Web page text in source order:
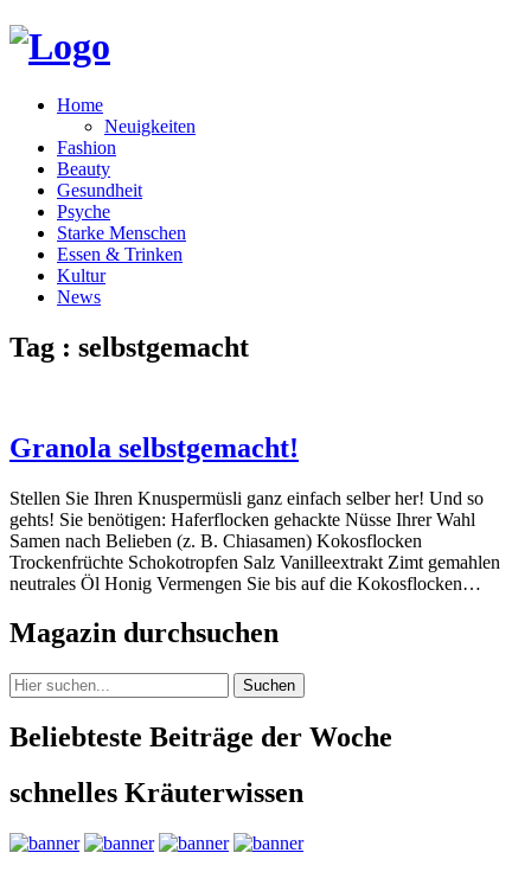
Home
Neuigkeiten
Fashion
Beauty
Gesundheit
Psyche
Starke Menschen
Essen & Trinken
Kultur
News
Tag : selbstgemacht
Granola selbstgemacht!
Stellen Sie Ihren Knuspermüsli ganz einfach selber her! Und so
gehts! Sie benötigen: Haferflocken gehackte Nüsse Ihrer Wahl
Samen nach Belieben (z. B. Chiasamen) Kokosflocken
Trockenfrüchte Schokotropfen Salz Vanilleextrakt Zimt gemahlen
neutrales Öl Honig Vermengen Sie bis auf die Kokosflocken…
Magazin durchsuchen
Suchen
Beliebteste Beiträge der Woche
schnelles Kräuterwissen